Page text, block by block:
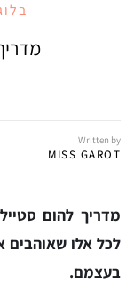
Written by
MISS GAROT
מדריך להום
לכל אלו שאוהבים
בעצמם.